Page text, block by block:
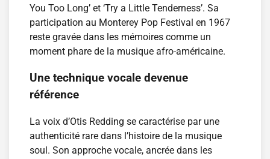
You Too Long’ et ‘Try a Little Tenderness’. Sa
participation au Monterey Pop Festival en 1967
reste gravée dans les mémoires comme un
moment phare de la musique afro-américaine.
Une technique vocale devenue
référence
La voix d’Otis Redding se caractérise par une
authenticité rare dans l’histoire de la musique
soul. Son approche vocale, ancrée dans les